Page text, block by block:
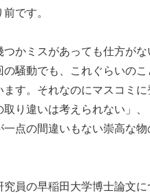
です。
かミスがあっても仕方がな
騒動でも、これぐらいの
す。それなのにマスコミ
り違いは考えられない」
点の間違いもない崇高な
員の早稲田大学博士論文